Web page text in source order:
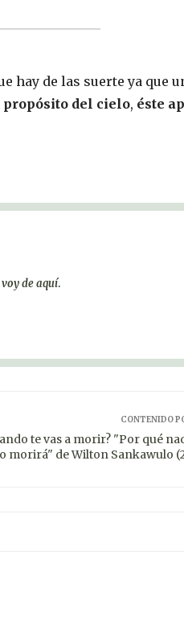
hay de las suerte ya que
propósito del cielo, éste
de aquí.
CONTENIDO
te vas a morir? "Por qué
morirá" de Wilton Sankawulo